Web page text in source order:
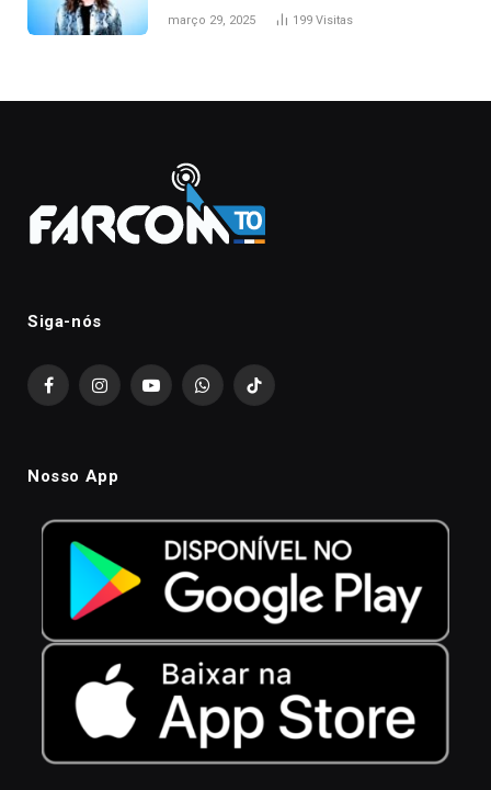
março 29, 2025 199 Visitas
Siga-nós
FacebookInstagramYouTubeWhatsAppTikTok
Nosso App